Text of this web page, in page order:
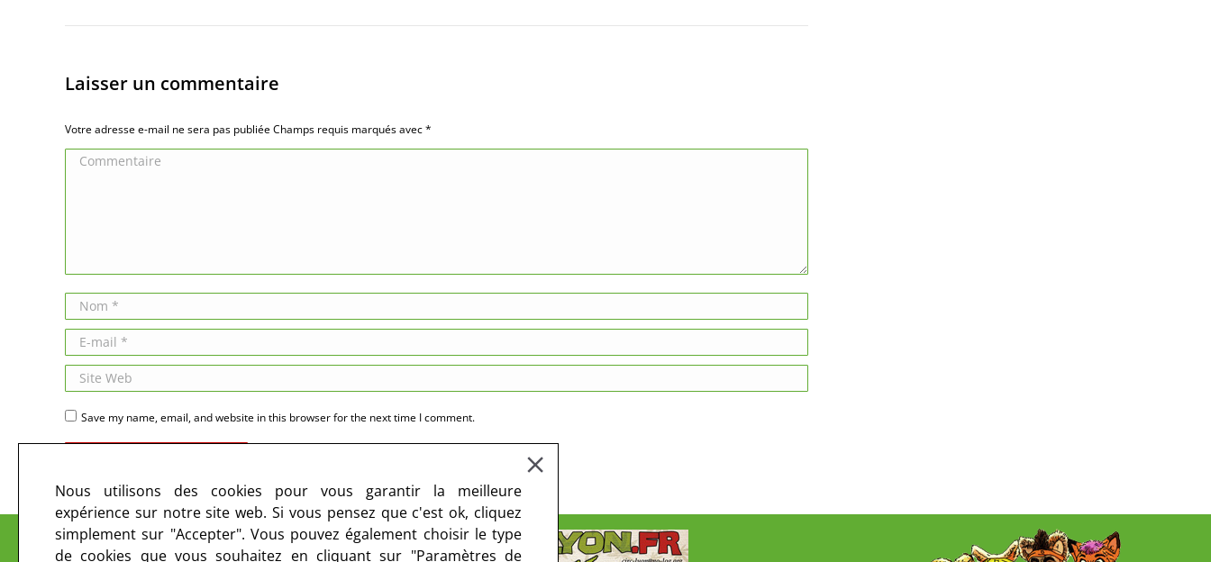
Laisser un commentaire
Votre adresse e-mail ne sera pas publiée Champs requis marqués avec*
Commentaire
Nom *
E-mail *
Site Web
Save my name, email, and website in this browser for the next time I comment.
Le CIRC sur les ondes et sur le web
Nous utilisons des cookies pour vous garantir la meilleure
expérience sur notre site web. Si vous pensez que c'est ok, cliquez
simplement sur "Accepter". Vous pouvez également choisir le type
de cookies que vous souhaitez en cliquant sur "Paramètres de